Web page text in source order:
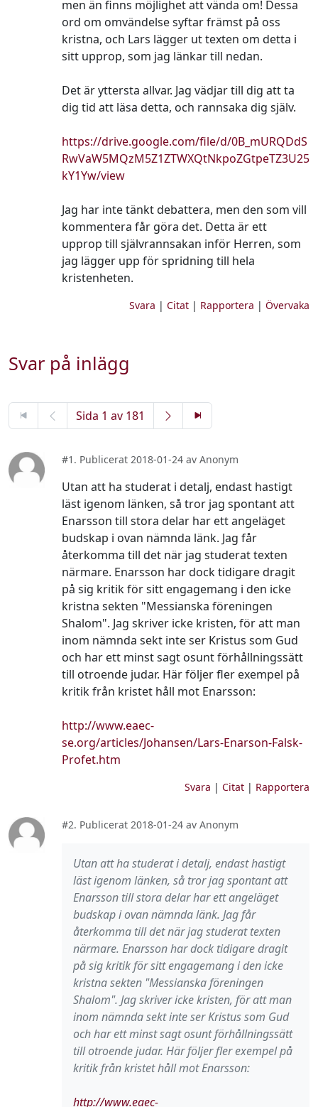
men än finns möjlighet att vända om! Dessa
ord om omvändelse syftar främst på oss
kristna, och Lars lägger ut texten om detta i
sitt upprop, som jag länkar till nedan.
Det är yttersta allvar. Jag vädjar till dig att ta
dig tid att läsa detta, och rannsaka dig själv.
https://drive.google.com/file/d/0B_mURQDdS
RwVaW5MQzM5Z1ZTWXQtNkpoZGtpeTZ3U25
kY1Yw/view
Jag har inte tänkt debattera, men den som vill
kommentera får göra det. Detta är ett
upprop till självrannsakan inför Herren, som
jag lägger upp för spridning till hela
kristenheten.
Svara | Citat| Rapportera | Övervaka
Svar på inlägg
Sida 1 av 181
#1. Publicerat 2018-01-24 av Anonym
Utan att ha studerat i detalj, endast hastigt
läst igenom länken, så tror jag spontant att
Enarsson till stora delar har ett angeläget
budskap i ovan nämnda länk. Jag får
återkomma till det när jag studerat texten
närmare. Enarsson har dock tidigare dragit
på sig kritik för sitt engagemang i den icke
kristna sekten "Messianska föreningen
Shalom". Jag skriver icke kristen, för att man
inom nämnda sekt inte ser Kristus som Gud
och har ett minst sagt osunt förhållningssätt
till otroende judar. Här följer fler exempel på
kritik från kristet håll mot Enarsson:
http://www.eaec-
se.org/articles/Johansen/Lars-Enarson-Falsk-
Profet.htm
Svara | Citat| Rapportera
#2. Publicerat 2018-01-24 av Anonym
Utan att ha studerat i detalj, endast hastigt
läst igenom länken, så tror jag spontant att
Enarsson till stora delar har ett angeläget
budskap i ovan nämnda länk. Jag får
återkomma till det när jag studerat texten
närmare. Enarsson har dock tidigare dragit
på sig kritik för sitt engagemang i den icke
kristna sekten "Messianska föreningen
Shalom". Jag skriver icke kristen, för att man
inom nämnda sekt inte ser Kristus som Gud
och har ett minst sagt osunt förhållningssätt
till otroende judar. Här följer fler exempel på
kritik från kristet håll mot Enarsson:
http://www.eaec-